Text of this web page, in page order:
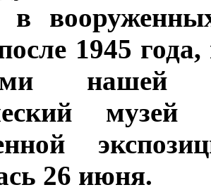
в
1945
нашей
26 июня.